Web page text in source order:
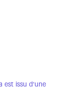
est issu d'une